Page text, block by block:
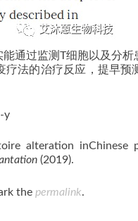
能通过监测T细胞以及分
法的治疗反应，提早预
y
alteration inChinese
(2019).
the permalink.